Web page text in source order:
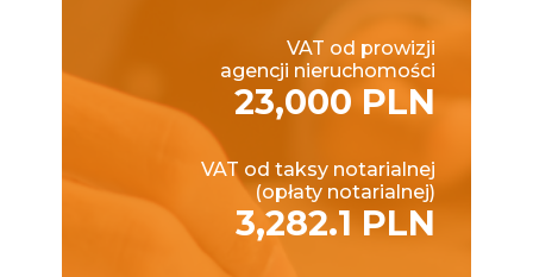
VAT od prowizji
agencji nieruchomości
23,000 PLN
VAT od taksy notarialnej
(opłaty notarialnej)
3,282.1 PLN